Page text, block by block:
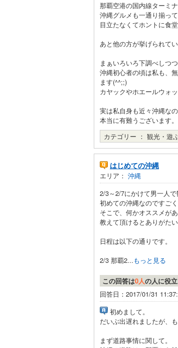
那覇空港の国内線ターミ
沖縄グルメも一通り揃っ
目立たなくてホントに食
あと他の方が挙げられて
まぁいろいろ下調べしつ
沖縄初心者の頃は私も、
ます(^^;;)
カヤックやホエールウォ
実は私自身も近々沖縄な
本当に有難うございます
カテゴリー ： 観光・遊
はじめての沖縄
エリア： 沖縄
2/3～2/7にかけて男一人で
初めての沖縄なのですご
そこで、何かオススメが
教えて頂けるとありがたい
日程は以下の通りです。
2/3 那覇2...もっと見る
この回答は0人の人に役
回答日：2017/01/31
初めまして。
だいぶ出遅れましたが、
まず道路事情に関して。